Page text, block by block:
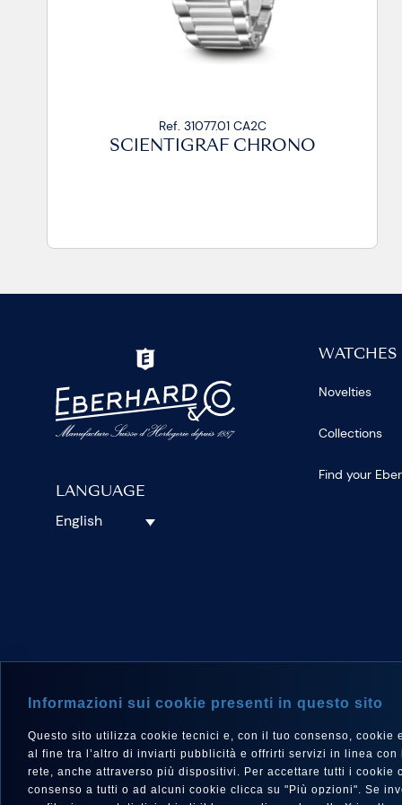
Ref. 31077.01 CA2C
SCIENTIGRAF CHRONO
LANGUAGE
English
WATCHES
Novelties
Collections
Find your
Informazioni sui cookie presenti in questo sito
Questo sito utilizza cookie tecnici e, con il tuo consenso,
al fine tra l’altro di inviarti pubblicità e offrirti servizi in linea
rete, anche attraverso più dispositivi. Per accettare tutti i cookie
consenso a tutti o ad alcuni cookie clicca su "Più opzioni". Se